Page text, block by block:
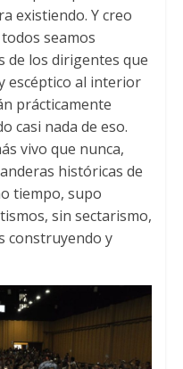
existiendo. Y creo
seamos
de los dirigentes que
escéptico al interior
prácticamente
casi nada de eso.
vivo que nunca,
históricas de
tiempo, supo
sin sectarismo,
construyendo y